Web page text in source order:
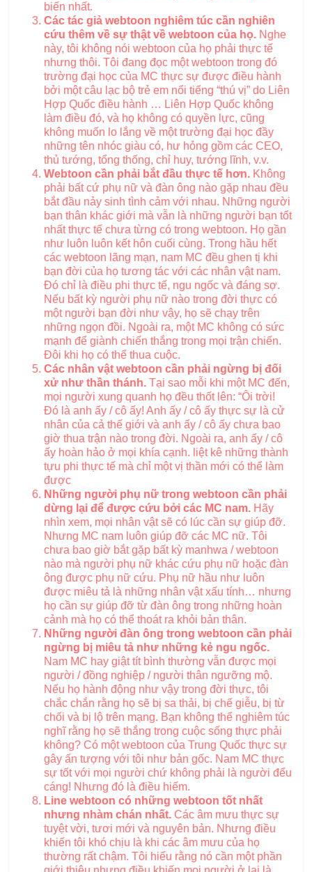
biến nhất.
Các tác giả webtoon nghiêm túc cần nghiên
cứu thêm về sự thật về webtoon của họ. Nghe
này, tôi không nói webtoon của họ phải thực tế
nhưng thôi. Tôi đang đọc một webtoon trong đó
trường đại học của MC thực sự được điều hành
bởi một câu lạc bộ trẻ em nổi tiếng “thú vị” do Liên
Hợp Quốc điều hành … Liên Hợp Quốc không
làm điều đó, và họ không có quyền lực, cũng
không muốn lo lắng về một trường đại học đầy
những tên nhóc giàu có, hư hỏng gồm các CEO,
thủ tướng, tổng thống, chỉ huy, tướng lĩnh, v.v.
Webtoon cần phải bắt đầu thực tế hơn. Không
phải bất cứ phụ nữ và đàn ông nào gặp nhau đều
bắt đầu nảy sinh tình cảm với nhau. Những người
bạn thân khác giới mà vẫn là những người bạn tốt
nhất thực tế chưa từng có trong webtoon. Họ gần
như luôn luôn kết hôn cuối cùng. Trong hầu hết
các webtoon lãng mạn, nam MC đều ghen tị khi
bạn đời của họ tương tác với các nhân vật nam.
Đó chỉ là điều phi thực tế, ngu ngốc và đáng sợ.
Nếu bất kỳ người phụ nữ nào trong đời thực có
một người bạn đời như vậy, họ sẽ chạy trên
những ngọn đồi. Ngoài ra, một MC không có sức
mạnh để giành chiến thắng trong mọi trận chiến.
Đôi khi họ có thể thua cuộc.
Các nhân vật webtoon cần phải ngừng bị đối
xử như thần thánh.Tại sao mỗi khi một MC đến,
mọi người xung quanh họ đều thốt lên: “Ôi trời!
Đó là anh ấy / cô ấy! Anh ấy / cô ấy thực sự là cử
nhân của cả thế giới và anh ấy / cô ấy chưa bao
giờ thua trận nào trong đời. Ngoài ra, anh ấy / cô
ấy hoàn hảo ở mọi khía cạnh. liệt kê những thành
tựu phi thực tế mà chỉ một vị thần mới có thể làm
được
Những người phụ nữ trong webtoon cần phải
dừng lại để được cứu bởi các MC nam. Hãy
nhìn xem, mọi nhân vật sẽ có lúc cần sự giúp đỡ.
Nhưng MC nam luôn giúp đỡ các MC nữ. Tôi
chưa bao giờ bắt gặp bất kỳ manhwa / webtoon
nào mà người phụ nữ khác cứu phụ nữ hoặc đàn
ông được phụ nữ cứu. Phụ nữ hầu như luôn
được miêu tả là những nhân vật xấu tính… nhưng
họ cần sự giúp đỡ từ đàn ông trong những hoàn
cảnh mà họ có thể thoát ra khỏi bản thân.
Những người đàn ông trong webtoon cần phải
ngừng bị miêu tả như những kẻ ngu ngốc.
Nam MC hay giật tít bình thường vẫn được mọi
người / đồng nghiệp / người thân ngưỡng mộ.
Nếu họ hành động như vậy trong đời thực, tôi
chắc chắn rằng họ sẽ bị sa thải, bị chế giễu, bị từ
chối và bị lộ trên mạng. Bạn không thể nghiêm túc
nghĩ rằng họ sẽ thắng trong cuộc sống thực phải
không? Có một webtoon của Trung Quốc thực sự
gây ấn tượng với tôi như bản gốc. Nam MC thực
sự tốt với mọi người chứ không phải là người đểu
cáng! Nhưng đó là điều hiếm.
Line webtoon có những webtoon tốt nhất
nhưng nhàm chán nhất. Các âm mưu thực sự
tuyệt vời, tươi mới và nguyên bản. Nhưng điều
khiến tôi khó chịu là khi các âm mưu của họ
thường rất chậm. Tôi hiểu rằng nó cần một phần